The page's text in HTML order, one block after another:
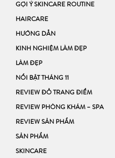
GỢI Ý SKINCARE ROUTINE
HAIRCARE
HƯỚNG DẪN
KINH NGHIỆM LÀM ĐẸP
LÀM ĐẸP
NỔI BẬT THÁNG 11
REVIEW ĐỒ TRANG ĐIỂM
REVIEW PHÒNG KHÁM – SPA
REVIEW SẢN PHẨM
SẢN PHẨM
SKINCARE